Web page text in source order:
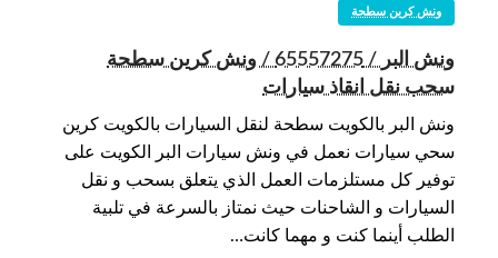
ونش كرين سطحة
ونش البر / 65557275 / ونش كرين سطحة
سحب نقل انقاذ سيارات
ونش البر بالكويت سطحة لنقل السيارات بالكويت كرين
سحي سيارات نعمل في ونش سيارات البر الكويت على
توفير كل مستلزمات العمل الذي يتعلق بسحب و نقل
السيارات و الشاحنات حيث نمتاز بالسرعة في تلبية
الطلب أينما كنت و مهما كانت…